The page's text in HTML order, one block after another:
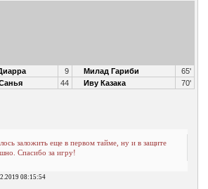
9 Милад Гариби
65'
44 Иву Казака 70'
заложить еще в первом тайме, ну и в защите
Спасибо за игру!
08:15:54